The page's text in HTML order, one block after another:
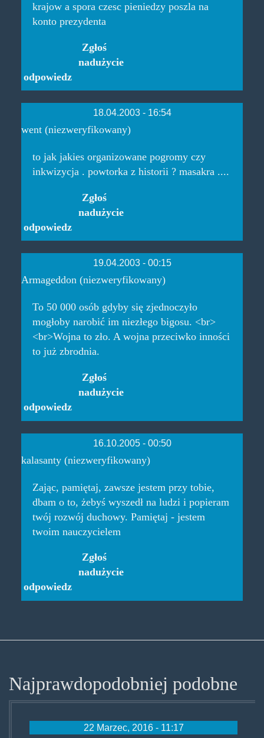
krajow a spora czesc pieniedzy poszla na
konto prezydenta
odpowiedz
Zgłoś
nadużycie
18.04.2003 - 16:54
went (niezweryfikowany)
to jak jakies organizowane pogromy czy
inkwizycja . powtorka z historii ? masakra ....
odpowiedz
Zgłoś
nadużycie
19.04.2003 - 00:15
Armageddon (niezweryfikowany)
To 50 000 osób gdyby się zjednoczyło
mogłoby narobić im niezłego bigosu. <br>
<br>Wojna to zło. A wojna przeciwko inności
to już zbrodnia.
odpowiedz
Zgłoś
nadużycie
16.10.2005 - 00:50
kalasanty (niezweryfikowany)
Zając, pamiętaj, zawsze jestem przy tobie,
dbam o to, żebyś wyszedł na ludzi i popieram
twój rozwój duchowy. Pamiętaj - jestem
twoim nauczycielem
odpowiedz
Zgłoś
nadużycie
Najprawdopodobniej podobne
22 Marzec, 2016 - 11:17